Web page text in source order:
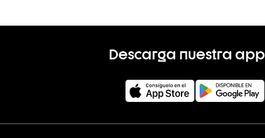
Descarga nuestra app